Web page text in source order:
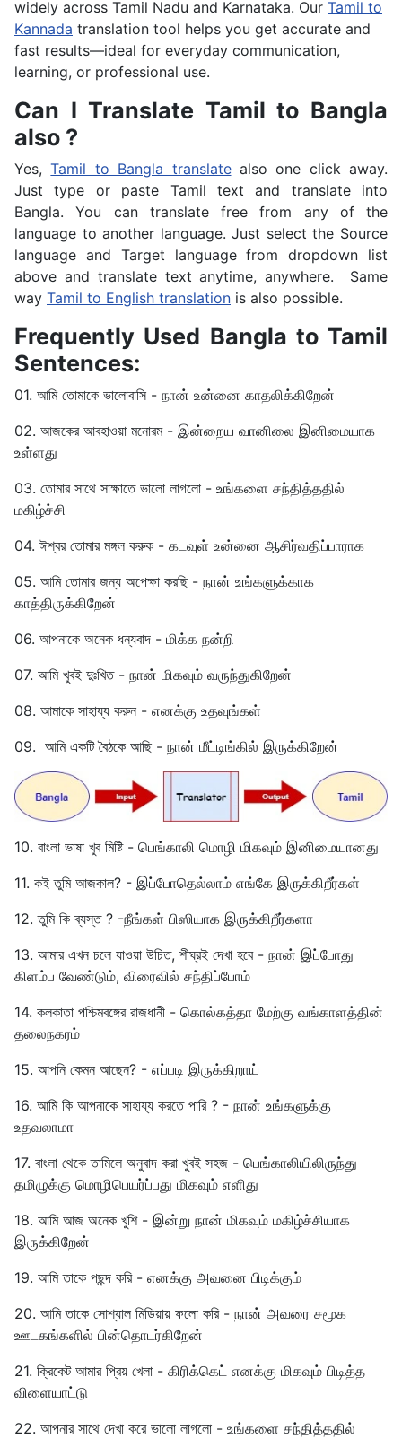
widely across Tamil Nadu and Karnataka. Our Tamil to
Kannada translation tool helps you get accurate and
fast results—ideal for everyday communication,
learning, or professional use.
Can I Translate Tamil to Bangla
also ?
Yes,Tamil to Bangla translatealso one click away.
Just type or paste Tamil text and translate into
Bangla. You can translate free from any of the
language to another language. Just select the Source
language and Target language from dropdown list
above and translate text anytime, anywhere. Same
way Tamil to English translation is also possible.
Frequently Used Bangla to Tamil
Sentences:
01. আমি তোমাকে ভালোবাসি - நான் உன்னை காதலிக்கிறேன்
02. আজকের আবহাওয়া মনোরম - இன்றைய வானிலை இனிமையாக
உள்ளது
03. তোমার সাথে সাক্ষাতে ভালো লাগলো - உங்களை சந்தித்ததில்
மகிழ்ச்சி
04. ঈশ্বর তোমার মঙ্গল করুক - கடவுள் உன்னை ஆசிர்வதிப்பாராக
05. আমি তোমার জন্য অপেক্ষা করছি - நான் உங்களுக்காக
காத்திருக்கிறேன்
06. আপনাকে অনেক ধন্যবাদ - மிக்க நன்றி
07. আমি খুবই দুঃখিত - நான் மிகவும் வருந்துகிறேன்
08. আমাকে সাহায্য করুন - எனக்கு உதவுங்கள்
09. আমি একটি বৈঠকে আছি - நான் மீட்டிங்கில் இருக்கிறேன்
10. বাংলা ভাষা খুব মিষ্টি - பெங்காலி மொழி மிகவும் இனிமையானது
11. কই তুমি আজকাল? - இப்போதெல்லாம் எங்கே இருக்கிறீர்கள்
12. তুমি কি ব্যস্ত ? -நீங்கள் பிஸியாக இருக்கிறீர்களா
13. আমার এখন চলে যাওয়া উচিত, শীঘ্রই দেখা হবে - நான் இப்போது
கிளம்ப வேண்டும், விரைவில் சந்திப்போம்
14. কলকাতা পশ্চিমবঙ্গের রাজধানী - கொல்கத்தா மேற்கு வங்காளத்தின்
தலைநகரம்
15. আপনি কেমন আছেন? - எப்படி இருக்கிறாய்
16. আমি কি আপনাকে সাহায্য করতে পারি ? - நான் உங்களுக்கு
உதவலாமா
17. বাংলা থেকে তামিলে অনুবাদ করা খুবই সহজ - பெங்காலியிலிருந்து
தமிழுக்கு மொழிபெயர்ப்பது மிகவும் எளிது
18. আমি আজ অনেক খুশি - இன்று நான் மிகவும் மகிழ்ச்சியாக
இருக்கிறேன்
19. আমি তাকে পছন্দ করি - எனக்கு அவனை பிடிக்கும்
20. আমি তাকে সোশ্যাল মিডিয়ায় ফলো করি - நான் அவரை சமூக
ஊடகங்களில் பின்தொடர்கிறேன்
21. ক্রিকেট আমার প্রিয় খেলা - கிரிக்கெட் எனக்கு மிகவும் பிடித்த
விளையாட்டு
22. আপনার সাথে দেখা করে ভালো লাগলো - உங்களை சந்தித்ததில்